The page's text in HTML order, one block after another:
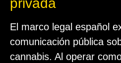
privada
El marco legal español
comunicación pública
cannabis. Al operar